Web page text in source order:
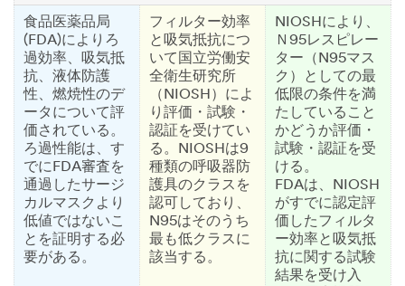
食品医薬品局
(FDA)によりろ
過効率、吸気抵
抗、液体防護
性、燃焼性のデ
ータについて評
価されている。
ろ過性能は、す
でにFDA審査を
通過したサージ
カルマスクより
低値ではないこ
とを証明する必
要がある。
フィルター効率
と吸気抵抗につ
いて国立労働安
全衛生研究所
（NIOSH）によ
り評価・試験・
認証を受けてい
る。NIOSHは9
種類の呼吸器防
護具のクラスを
認可しており、
N95はそのうち
最も低クラスに
該当する。
NIOSHにより、
Ｎ95レスピレー
ター（N95マス
ク）としての最
低限の条件を満
たしていること
かどうか評価・
試験・認証を受
ける。
FDAは、NIOSH
がすでに認定評
価したフィルタ
ー効率と吸気抵
抗に関する試験
結果を受け入